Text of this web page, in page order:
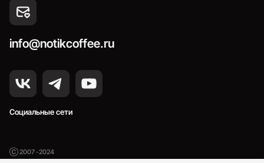
info@notikcoffee.ru
Социальные сети
Ⓒ 2007 -2024